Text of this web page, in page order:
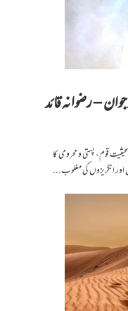
– رضوانہ قائد
قوم، پستی و محرومی کا
انگریزوں کی مغلوب...